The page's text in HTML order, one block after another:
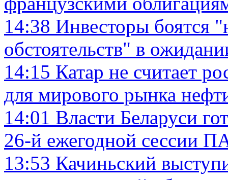
14:38 Инвесторы боятся
обстоятельств" в
14:15 Катар не считает
для мирового рынка
14:01 Власти Беларуси
26-й ежегодной сессии
13:53 Качиньский